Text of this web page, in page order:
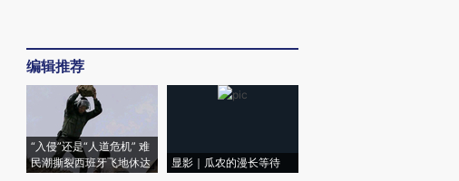
编辑推荐
“入侵”还是“人道危机” 难
民潮撕裂西班牙飞地休达
显影｜瓜农的漫长等待